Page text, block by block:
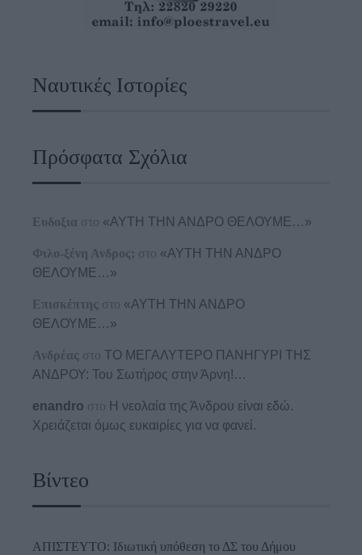
Ναυτικές Ιστορίες
Πρόσφατα Σχόλια
Ευδοξια στο «ΑΥΤΗ ΤΗΝ ΑΝΔΡΟ ΘΕΛΟΥΜΕ…»
Φιλο-ξένη Ανδρος; στο «ΑΥΤΗ ΤΗΝ ΑΝΔΡΟ
ΘΕΛΟΥΜΕ…»
Επισκέπτης στο «ΑΥΤΗ ΤΗΝ ΑΝΔΡΟ
ΘΕΛΟΥΜΕ…»
Ανδρέας στο ΤΟ ΜΕΓΑΛΥΤΕΡΟ ΠΑΝΗΓΥΡΙ ΤΗΣ
ΑΝΔΡΟΥ: Του Σωτήρος στην Άρνη!…
enandro στο Η νεολαία της Άνδρου είναι εδώ.
Χρειάζεται όμως ευκαιρίες για να φανεί.
Βίντεο
ΑΠΙΣΤΕΥΤΟ: Ιδιωτική υπόθεση το ΔΣ του Δήμου